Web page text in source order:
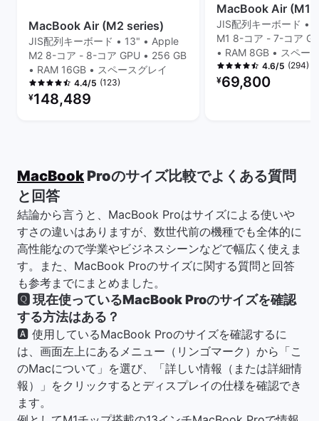
MacBook Air (M2 series)
JIS配列キーボード • 13" • Apple
M2 8-コア - 8-コア GPU • 256 GB
• RAM 16GB • スペースグレイ
4.4/5 (123)
リファービッシュ品の価格：
¥148,489
MacBook Air (M1
JIS配列キーボード •
M1 8-コア - 7-コア
• RAM 8GB • スペー
4.6/5 (294)
リファービッシュ品の
¥69,800
MacBook Proのサイズ比較でよくある質問
と回答
結論から言うと、MacBook Proはサイズによる使いや
すさの違いはありますが、数世代前の機種でも全体的に
高性能なので学業やビジネスシーンなどで幅広く使えま
す。また、MacBook Proのサイズに関する質問と回答
も参考までにまとめました。
🆀 現在使っているMacBook Proのサイズを確認
する方法はある？
🅰 使用しているMacBook Proのサイズを確認するに
は、画面左上にあるメニュー（リンゴマーク）から「こ
のMacについて」を選び、「詳しい情報（または詳細情
報）」をクリックするとディスプレイの仕様を確認でき
ます。